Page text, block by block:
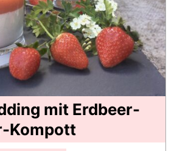
mit Erdbeer-
Kompott